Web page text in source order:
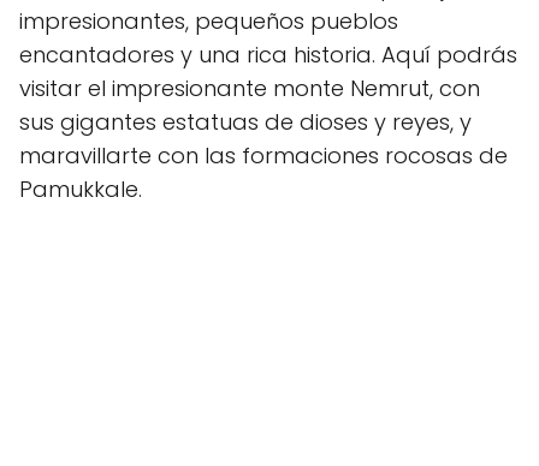
impresionantes, pequeños pueblos
encantadores y una rica historia. Aquí podrás
visitar el impresionante monte Nemrut, con
sus gigantes estatuas de dioses y reyes, y
maravillarte con las formaciones rocosas de
Pamukkale.